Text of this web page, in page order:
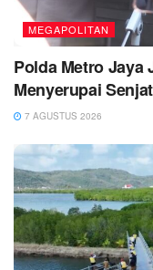
MEGAPOLITAN
Polda Metro Jaya
Menyerupai
7 AGUSTUS 2026